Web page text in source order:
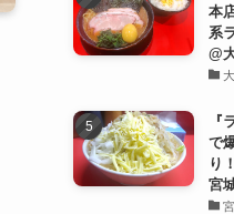
本
系
@
『
で
り
宮